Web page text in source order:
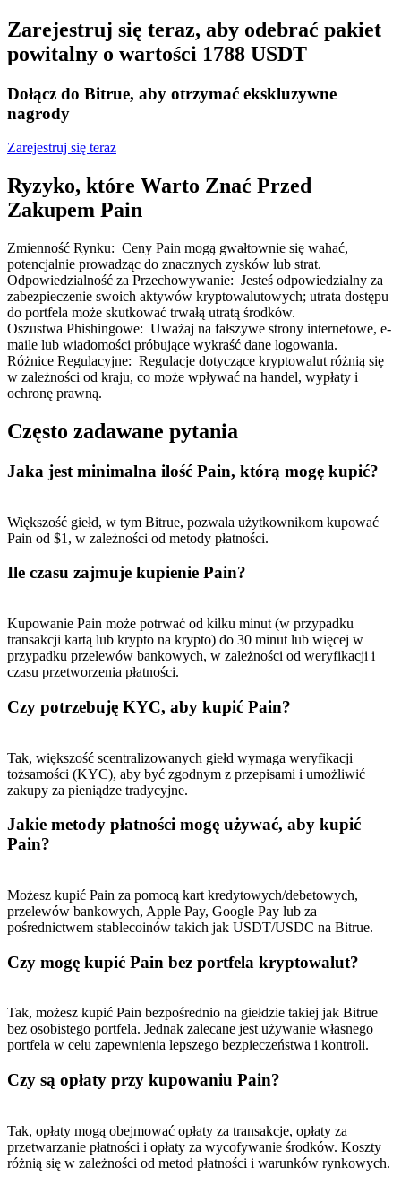
Afiliaci Bitrue
Aż do 65% prowizji!
Polecaj
Zaproś przyjaciela, aby otrzymać nagrody pieniężne
Deposit & Trade BTC to Share 25000 USDT prize pool!
Deposit CASHCAT & Win
Exclusive for BitMart Users
Register & Trade to Win 500,000 USDT
Precious Metals Trading Carnival
Trade Gold & Silver · 33,333 USDT Bonus
Zarejestruj się teraz, aby odebrać pakiet
powitalny o wartości 1788 USDT
Dołącz do Bitrue, aby otrzymać ekskluzywne
nagrody
Zarejestruj się teraz
Ryzyko, które Warto Znać Przed
Zakupem Pain
Zmienność Rynku: Ceny Pain mogą gwałtownie się wahać,
potencjalnie prowadząc do znacznych zysków lub strat.
Odpowiedzialność za Przechowywanie: Jesteś odpowiedzialny za
zabezpieczenie swoich aktywów kryptowalutowych; utrata dostępu
do portfela może skutkować trwałą utratą środków.
Oszustwa Phishingowe: Uważaj na fałszywe strony internetowe, e-
maile lub wiadomości próbujące wykraść dane logowania.
Różnice Regulacyjne: Regulacje dotyczące kryptowalut różnią się
w zależności od kraju, co może wpływać na handel, wypłaty i
ochronę prawną.
Często zadawane pytania
Jaka jest minimalna ilość Pain, którą mogę kupić?
Większość giełd, w tym Bitrue, pozwala użytkownikom kupować
Pain od $1, w zależności od metody płatności.
Ile czasu zajmuje kupienie Pain?
Kupowanie Pain może potrwać od kilku minut (w przypadku
transakcji kartą lub krypto na krypto) do 30 minut lub więcej w
przypadku przelewów bankowych, w zależności od weryfikacji i
czasu przetworzenia płatności.
Czy potrzebuję KYC, aby kupić Pain?
Tak, większość scentralizowanych giełd wymaga weryfikacji
tożsamości (KYC), aby być zgodnym z przepisami i umożliwić
zakupy za pieniądze tradycyjne.
Jakie metody płatności mogę używać, aby kupić
Pain?
Możesz kupić Pain za pomocą kart kredytowych/debetowych,
przelewów bankowych, Apple Pay, Google Pay lub za
pośrednictwem stablecoinów takich jak USDT/USDC na Bitrue.
Czy mogę kupić Pain bez portfela kryptowalut?
Tak, możesz kupić Pain bezpośrednio na giełdzie takiej jak Bitrue
bez osobistego portfela. Jednak zalecane jest używanie własnego
portfela w celu zapewnienia lepszego bezpieczeństwa i kontroli.
Czy są opłaty przy kupowaniu Pain?
Tak, opłaty mogą obejmować opłaty za transakcje, opłaty za
przetwarzanie płatności i opłaty za wycofywanie środków. Koszty
różnią się w zależności od metod płatności i warunków rynkowych.